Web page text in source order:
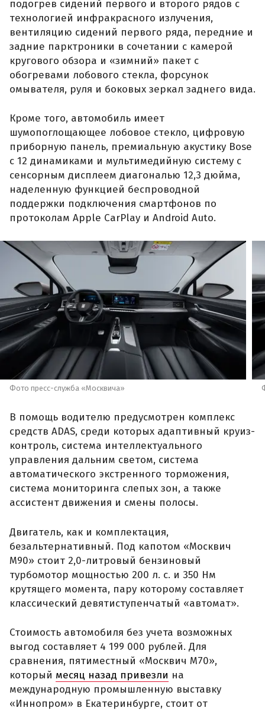
подогрев сидений первого и второго рядов с
технологией инфракрасного излучения,
вентиляцию сидений первого ряда, передние и
задние парктроники в сочетании с камерой
кругового обзора и «зимний» пакет с
обогревами лобового стекла, форсунок
омывателя, руля и боковых зеркал заднего вида.
Кроме того, автомобиль имеет
шумопоглощающее лобовое стекло, цифровую
приборную панель, премиальную акустику Bose
с 12 динамиками и мультимедийную систему с
сенсорным дисплеем диагональю 12,3 дюйма,
наделенную функцией беспроводной
поддержки подключения смартфонов по
протоколам Apple CarPlay и Android Auto.
Фото пресс-служба «Москвича»
В помощь водителю предусмотрен комплекс
средств ADAS, среди которых адаптивный круиз-
контроль, система интеллектуального
управления дальним светом, система
автоматического экстренного торможения,
система мониторинга слепых зон, а также
ассистент движения и смены полосы.
Двигатель, как и комплектация,
безальтернативный. Под капотом «Москвич
М90» стоит 2,0-литровый бензиновый
турбомотор мощностью 200 л. с. и 350 Нм
крутящего момента, пару которому составляет
классический девятиступенчатый «автомат».
Стоимость автомобиля без учета возможных
выгод составляет 4 199 000 рублей. Для
сравнения, пятиместный «Москвич М70»,
который месяц назад привезли на
международную промышленную выставку
«Иннопром» в Екатеринбурге, стоит от